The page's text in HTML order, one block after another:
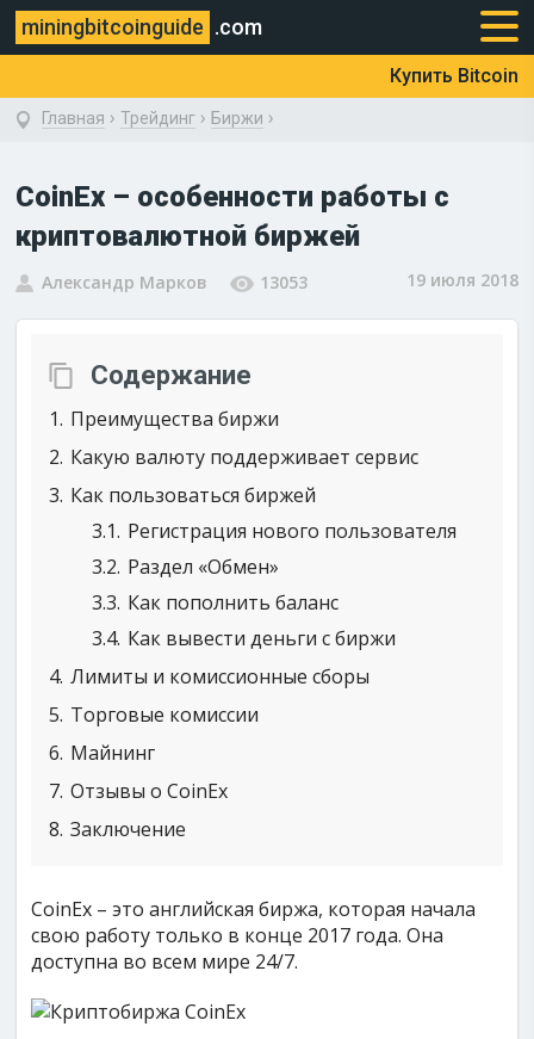
miningbitcoinguide .com
Купить Bitcoin
Главная ›Трейдинг ›Биржи ›
CoinEx – особенности работы с
криптовалютной биржей
Александр Марков 13053 19 июля 2018
Содержание
1 Преимущества биржи
2 Какую валюту поддерживает сервис
3 Как пользоваться биржей
3.1 Регистрация нового пользователя
3.2 Раздел «Обмен»
3.3 Как пополнить баланс
3.4 Как вывести деньги с биржи
4 Лимиты и комиссионные сборы
5 Торговые комиссии
6 Майнинг
7 Отзывы о CoinEx
8 Заключение
CoinEx – это английская биржа, которая начала
свою работу только в конце 2017 года. Она
доступна во всем мире 24/7.